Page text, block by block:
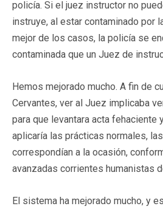
policía. Si el juez instructor no
instruye, al estar contaminado por
mejor de los casos, la policía se
contaminada que un Juez de
Hemos mejorado mucho. A fin de
Cervantes, ver al Juez implicaba
para que levantara acta fehaciente
aplicaría las prácticas normales,
correspondían a la ocasión,
avanzadas corrientes humanistas
El sistema ha mejorado mucho, y